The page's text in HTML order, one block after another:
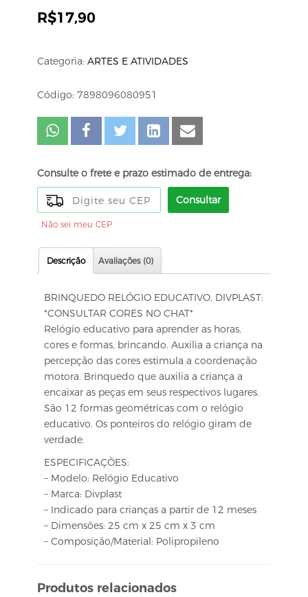
R$17,90
Categoria: ARTES E ATIVIDADES
Código: 7898096080951
Consulte o frete e prazo estimado de entrega:
Consultar
Não sei meu CEP
Descrição Avaliações (0)
BRINQUEDO RELÓGIO EDUCATIVO, DIVPLAST:
*CONSULTAR CORES NO CHAT*
Relógio educativo para aprender as horas,
cores e formas, brincando. Auxilia a criança na
percepção das cores estimula a coordenação
motora. Brinquedo que auxilia a criança a
encaixar as peças em seus respectivos lugares.
São 12 formas geométricas com o relógio
educativo. Os ponteiros do relógio giram de
verdade.
ESPECIFICAÇÕES:
– Modelo: Relógio Educativo
– Marca: Divplast
– Indicado para crianças a partir de 12 meses
– Dimensões: 25 cm x 25 cm x 3 cm
– Composição/Material: Polipropileno
Produtos relacionados